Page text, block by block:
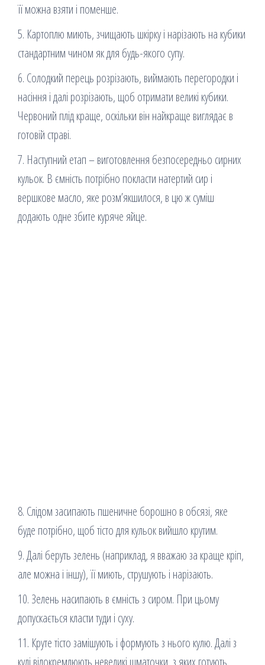
її можна взяти і поменше.
5. Картоплю миють, зчищають шкірку і нарізають на кубики
стандартним чином як для будь-якого супу.
6. Солодкий перець розрізають, виймають перегородки і
насіння і далі розрізають, щоб отримати великі кубики.
Червоний плід краще, оскільки він найкраще виглядає в
готовій страві.
7. Наступний етап – виготовлення безпосередньо сирних
кульок. В ємність потрібно покласти натертий сир і
вершкове масло, яке розм’якшилося, в цю ж суміш
додають одне збите куряче яйце.
8. Слідом засипають пшеничне борошно в обсязі, яке
буде потрібно, щоб тісто для кульок вийшло крутим.
9. Далі беруть зелень (наприклад, я вважаю за краще кріп,
але можна і іншу), її миють, струшують і нарізають.
10. Зелень насипають в ємність з сиром. При цьому
допускається класти туди і суху.
11. Круте тісто замішують і формують з нього кулю. Далі з
кулі відокремлюють невеликі шматочки, з яких готують